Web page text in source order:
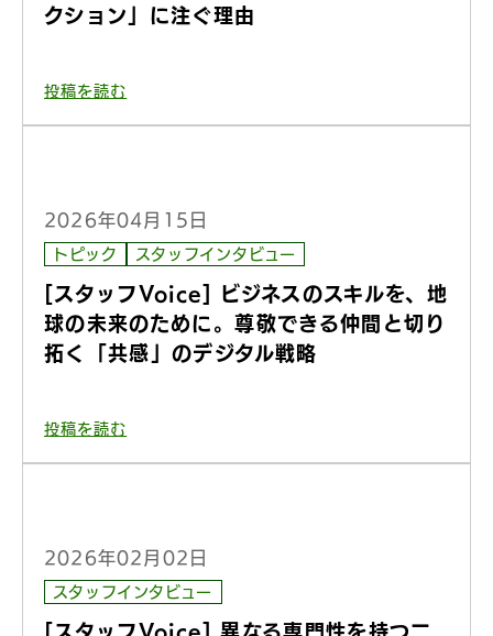
クション」に注ぐ理由
投稿を読む
2026年04月15日
トピック スタッフインタビュー
[スタッフVoice] ビジネスのスキルを、地
球の未来のために。尊敬できる仲間と切り
拓く「共感」のデジタル戦略
投稿を読む
2026年02月02日
スタッフインタビュー
[スタッフVoice] 異なる専門性を持つ二